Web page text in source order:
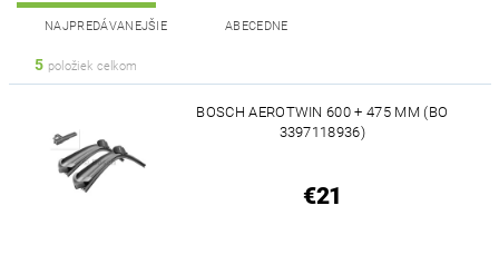
NAJPREDÁVANEJŠIE ABECEDNE
5 položiek celkom
BOSCH AEROTWIN 600 + 475 MM (BO
3397118936)
€21